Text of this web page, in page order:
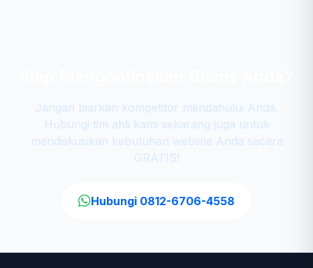
Jangan biarkan kompetitor mendahului Anda.
Hubungi tim ahli kami sekarang juga untuk
mendiskusikan kebutuhan website Anda secara
GRATIS!
Hubungi 0812-6706-4558